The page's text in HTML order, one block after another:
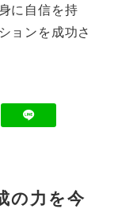
に自信を持
ョンを成功さ
の力を今